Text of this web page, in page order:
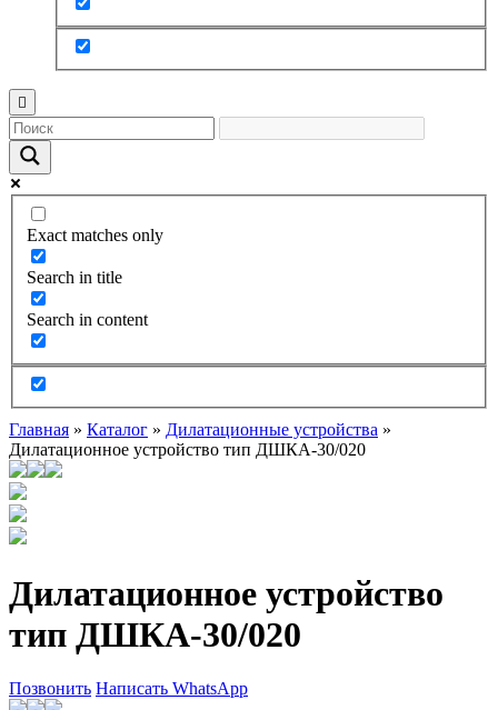
Exact matches only
Search in title
Search in content
Главная » Каталог » Дилатационные устройства »
Дилатационное устройство тип ДШКА-30/020
Дилатационное устройство
тип ДШКА-30/020
Позвонить Написать WhatsApp